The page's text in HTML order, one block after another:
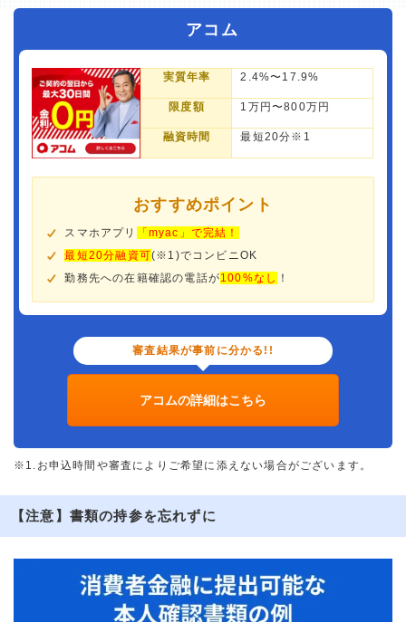
アコム
実質年率 2.4%〜17.9%
限度額 1万円〜800万円
融資時間 最短20分※1
おすすめポイント
スマホアプリ
「myac」で完結！
最短20分融資可(※1)でコンビニOK
勤務先への在籍確認の電話が100%なし ！
審査結果が事前に分かる!!
アコムの詳細はこちら
※1.お申込時間や審査によりご希望に添えない場合がございます。
【注意】書類の持参を忘れずに